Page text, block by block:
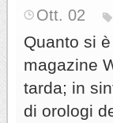
Ott. 02
Quanto si
magazine
tarda; in
di orologi